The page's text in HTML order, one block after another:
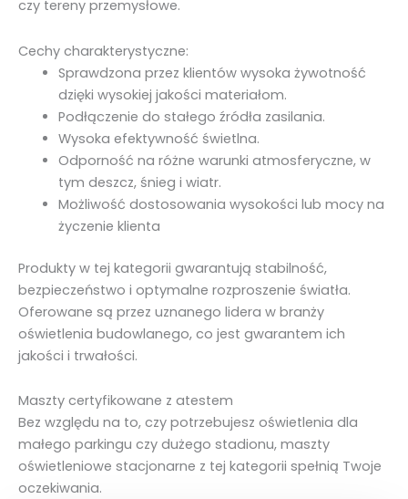
czy tereny przemysłowe.
Cechy charakterystyczne:
Sprawdzona przez klientów wysoka żywotność
dzięki wysokiej jakości materiałom.
Podłączenie do stałego źródła zasilania.
Wysoka efektywność świetlna.
Odporność na różne warunki atmosferyczne, w
tym deszcz, śnieg i wiatr.
Możliwość dostosowania wysokości lub mocy na
życzenie klienta
Produkty w tej kategorii gwarantują stabilność,
bezpieczeństwo i optymalne rozproszenie światła.
Oferowane są przez uznanego lidera w branży
oświetlenia budowlanego, co jest gwarantem ich
jakości i trwałości.
Maszty certyfikowane z atestem
Bez względu na to, czy potrzebujesz oświetlenia dla
małego parkingu czy dużego stadionu, maszty
oświetleniowe stacjonarne z tej kategorii spełnią Twoje
oczekiwania.